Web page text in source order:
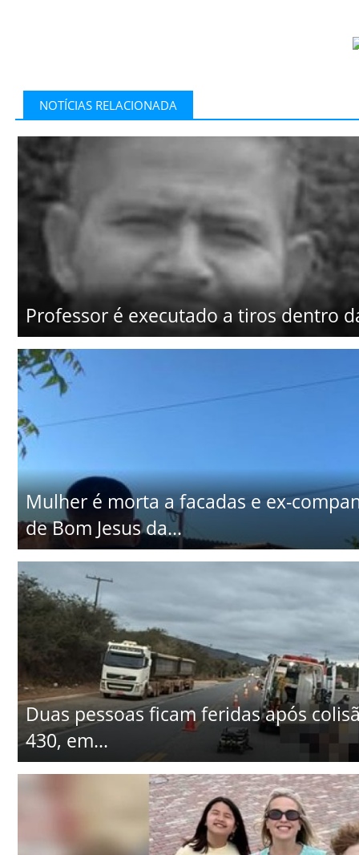
NOTÍCIAS RELACIONADA
Professor é executado a tiros dentro
Mulher é morta a facadas e ex-
de Bom Jesus da...
Duas pessoas ficam feridas após
430, em...